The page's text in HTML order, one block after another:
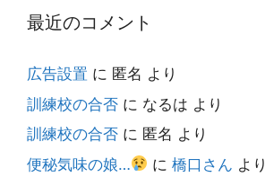
最近のコメント
広告設置 に 匿名 より
訓練校の合否 に なるは より
訓練校の合否 に 匿名 より
便秘気味の娘…
に橋口さん より